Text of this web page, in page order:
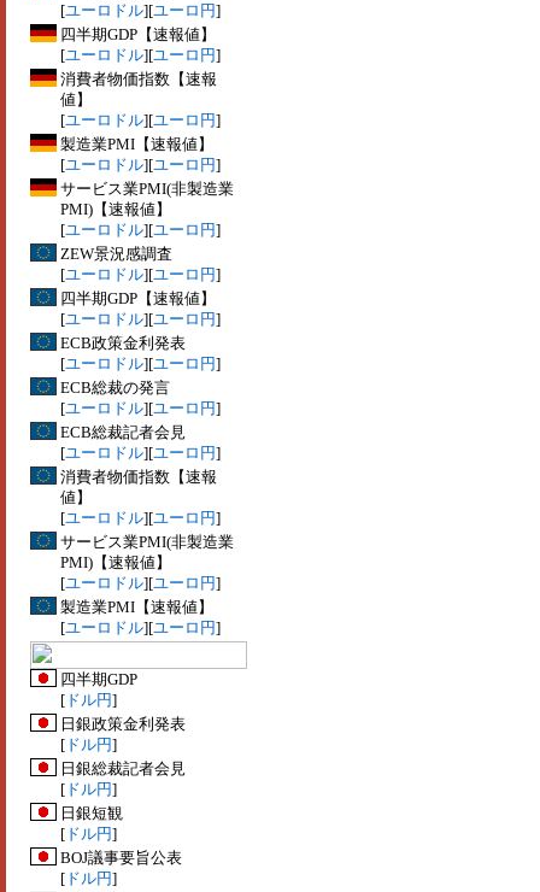
[ユーロドル][ユーロ円]
四半期GDP【速報値】
[ユーロドル][ユーロ円]
消費者物価指数【速報
値】
[ユーロドル][ユーロ円]
製造業PMI【速報値】
[ユーロドル][ユーロ円]
サービス業PMI(非製造業
PMI)【速報値】
[ユーロドル][ユーロ円]
ZEW景況感調査
[ユーロドル][ユーロ円]
四半期GDP【速報値】
[ユーロドル][ユーロ円]
ECB政策金利発表
[ユーロドル][ユーロ円]
ECB総裁の発言
[ユーロドル][ユーロ円]
ECB総裁記者会見
[ユーロドル][ユーロ円]
消費者物価指数【速報
値】
[ユーロドル][ユーロ円]
サービス業PMI(非製造業
PMI)【速報値】
[ユーロドル][ユーロ円]
製造業PMI【速報値】
[ユーロドル][ユーロ円]
四半期GDP
[ ドル円]
日銀政策金利発表
[ ドル円]
日銀総裁記者会見
[ ドル円]
日銀短観
[ ドル円]
BOJ議事要旨公表
[ ドル円]